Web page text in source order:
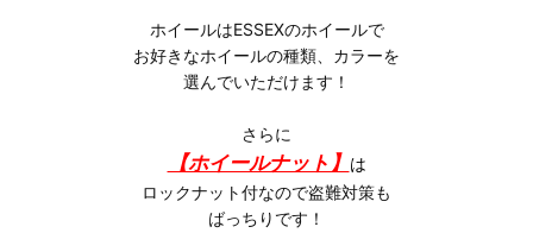
ホイールはESSEXのホイールで
お好きなホイールの種類、カラーを
選んでいただけます！
さらに
【ホイールナット】 は
ロックナット付なので盗難対策も
ばっちりです！